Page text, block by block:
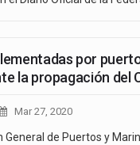
por
la propagación del
Mar 27, 2020
General de Puertos y